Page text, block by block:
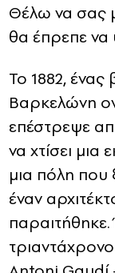
Θέλω να σας
θα έπρεπε να
Το 1882, ένας
Βαρκελώνη
επέστρεψε
να χτίσει
μια πόλη που
έναν
παραιτήθηκε.